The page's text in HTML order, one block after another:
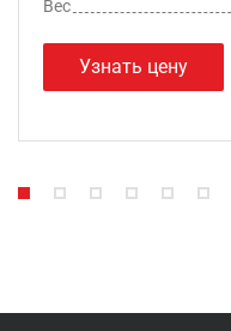
Вес
Узнать цену